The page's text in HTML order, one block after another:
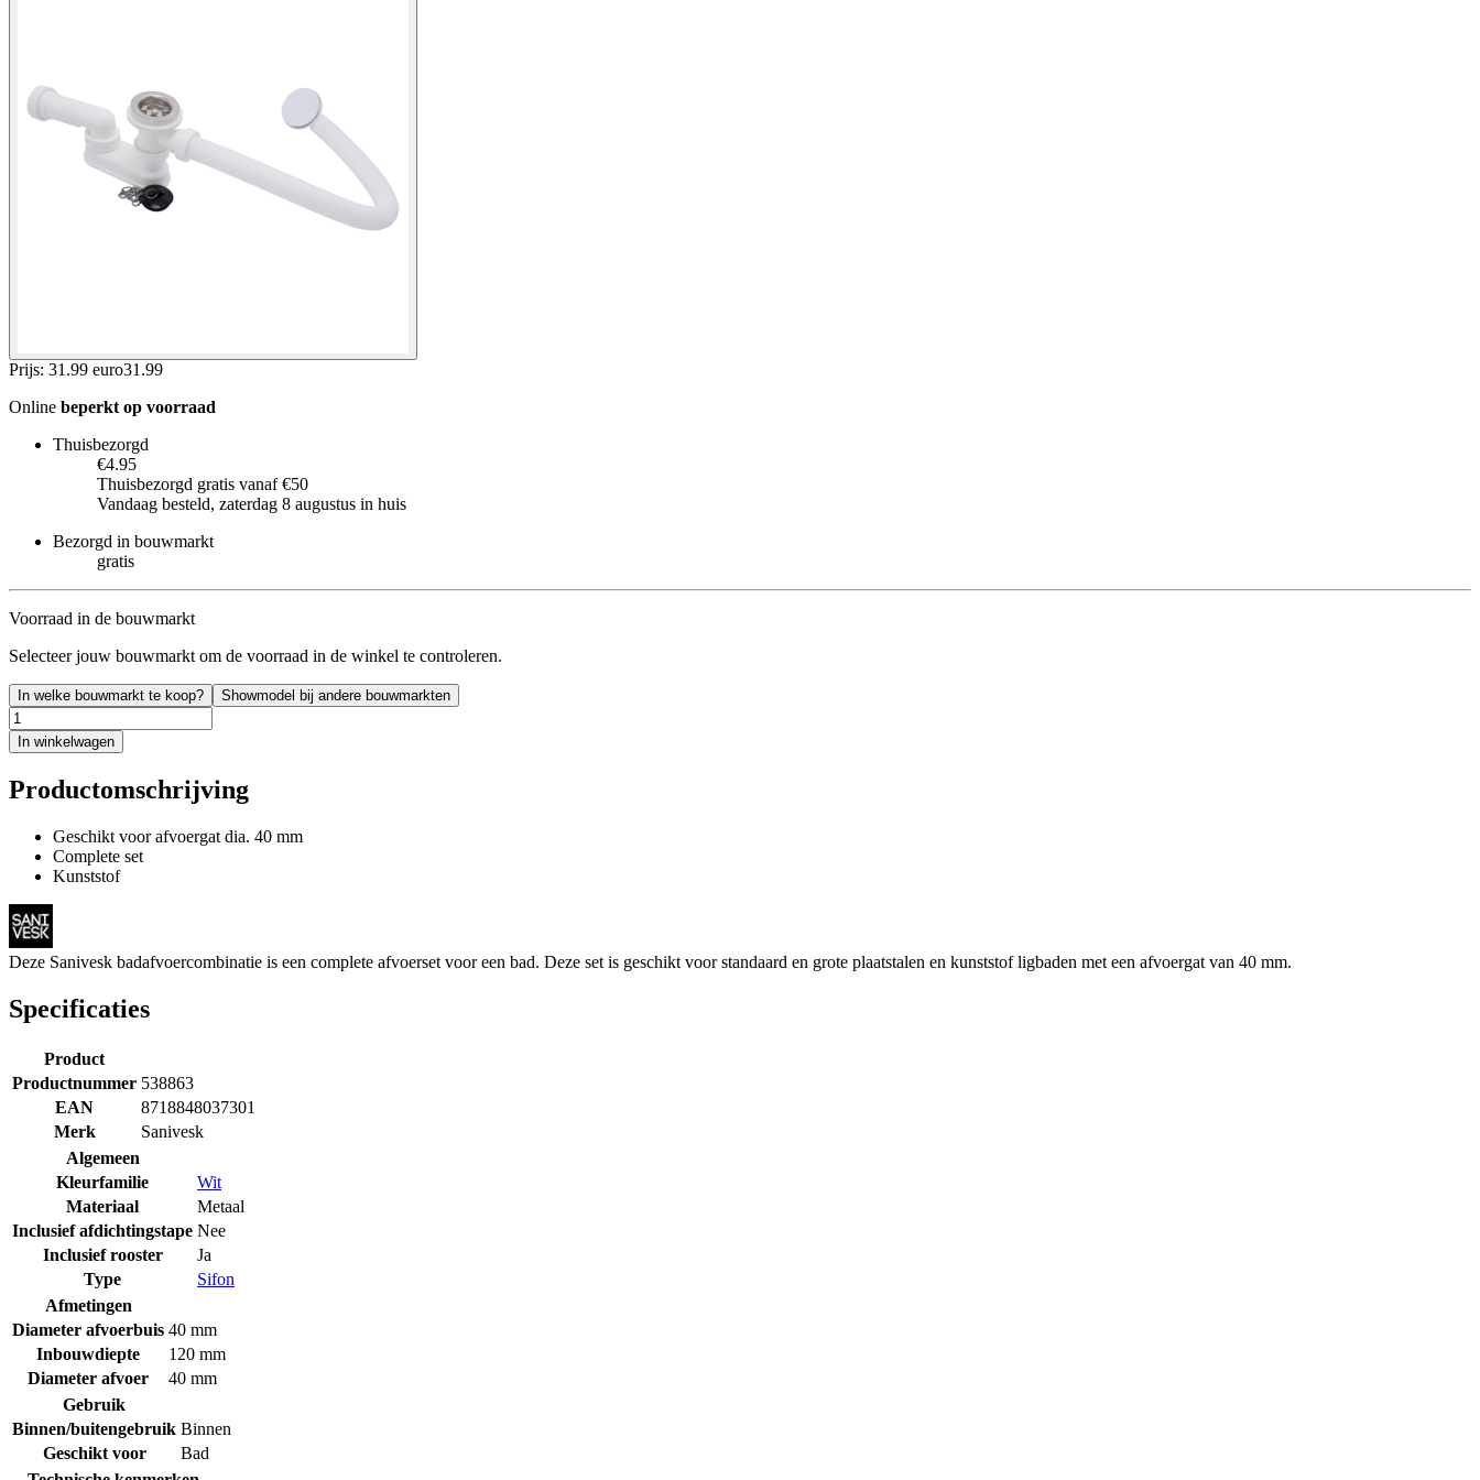
Prijs: 31.99 euro31 .99
Online beperkt op voorraad
Thuisbezorgd
€4.95
Thuisbezorgd gratis vanaf €50
Vandaag besteld, zaterdag 8 augustus in huis
Bezorgd in bouwmarkt
gratis
Voorraad in de bouwmarkt
Selecteer jouw bouwmarkt om de voorraad in de winkel te controleren.
In welke bouwmarkt te koop? Showmodel bij andere bouwmarkten
In winkelwagen
Productomschrijving
Geschikt voor afvoergat dia. 40 mm
Complete set
Kunststof
Deze Sanivesk badafvoercombinatie is een complete afvoerset voor een bad. Deze set is geschikt voor standaard en grote plaatstalen en kunststof ligbaden met een afvoergat van 40 mm.
Specificaties
Product
Productnummer 538863
EAN
8718848037301
Merk
Sanivesk
Algemeen
Kleurfamilie
Wit
Materiaal
Metaal
Inclusief afdichtingstape Nee
Inclusief rooster
Ja
Type
Sifon
Afmetingen
Diameter afvoerbuis 40 mm
Inbouwdiepte
120 mm
Diameter afvoer
40 mm
Gebruik
Binnen/buitengebruik Binnen
Geschikt voor
Bad